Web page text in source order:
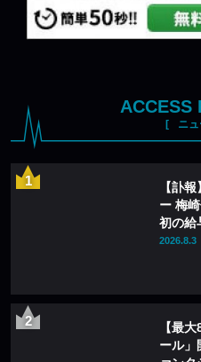
ACCESS
ニ
【訃
ー 梅
初の給
2026.8.3
【最
ール